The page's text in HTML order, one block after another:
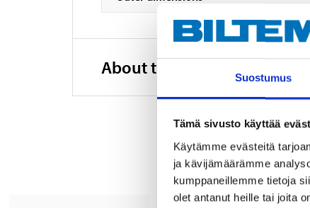
Suostumus
Tämä sivusto käyttää
Käytämme evästeitä
ja kävijämäärämme
kumppaneillemme tietoja
olet antanut heille tai joita
About the manufacturer